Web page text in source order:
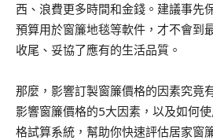
西、浪費更多時間和金錢。 建議事先
預算用於窗簾地毯等軟件，才不會到
收尾、 妥協了應有的生活品質。
那麼，影響訂製窗簾價格的因素究竟
影響窗簾價格的5大因素，以及如何
格試算系統，幫助你快速評估居家窗